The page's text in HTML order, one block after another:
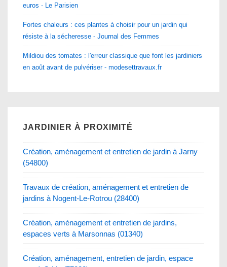
euros - Le Parisien
Fortes chaleurs : ces plantes à choisir pour un jardin qui
résiste à la sécheresse - Journal des Femmes
Mildiou des tomates : l'erreur classique que font les jardiniers
en août avant de pulvériser - modesettravaux.fr
JARDINIER À PROXIMITÉ
Création, aménagement et entretien de jardin à Jarny
(54800)
Travaux de création, aménagement et entretien de
jardins à Nogent-Le-Rotrou (28400)
Création, aménagement et entretien de jardins,
espaces verts à Marsonnas (01340)
Création, aménagement, entretien de jardin, espace